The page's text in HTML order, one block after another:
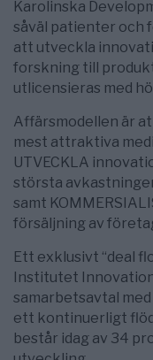
Karolinska
såväl patienter och
att utveckla
forskning till
utlicensieras med
Affärsmodellen är
mest attraktiva
UTVECKLA
största
samt
försäljning av
Ett exklusivt “deal
Institutet
samarbetsavtal
ett kontinuerligt
består idag av 34